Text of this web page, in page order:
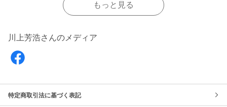
もっと見る
川上芳浩さんのメディア
特定商取引法に基づく表記